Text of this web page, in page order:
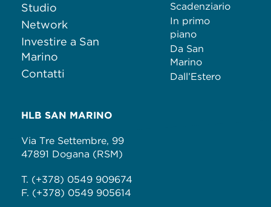
Studio
Network
Investire a San
Marino
Contatti
Scadenziario
In primo
piano
Da San
Marino
Dall’Estero
HLB SAN MARINO
Via Tre Settembre, 99
47891 Dogana (RSM)
T. (+378) 0549 909674
F. (+378) 0549 905614